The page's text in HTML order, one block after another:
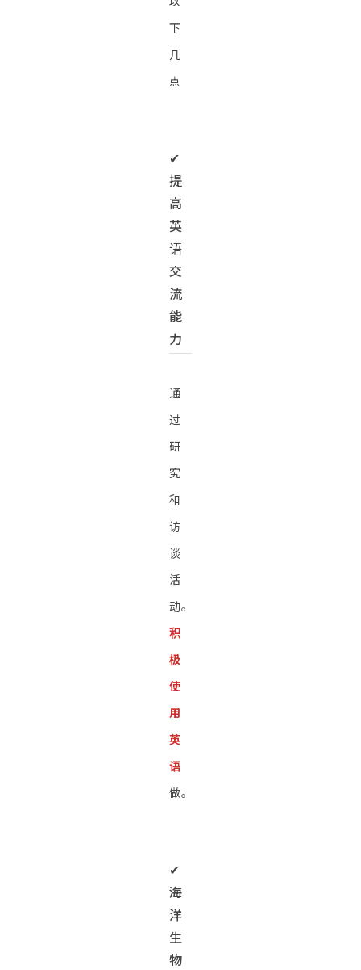
下
几
点
✔︎
提
高
英
语
交
流
能
力
通
过
研
究
和
访
谈
活
动。
积
极
使
用
英
语
做。
✔︎
海
洋
生
物